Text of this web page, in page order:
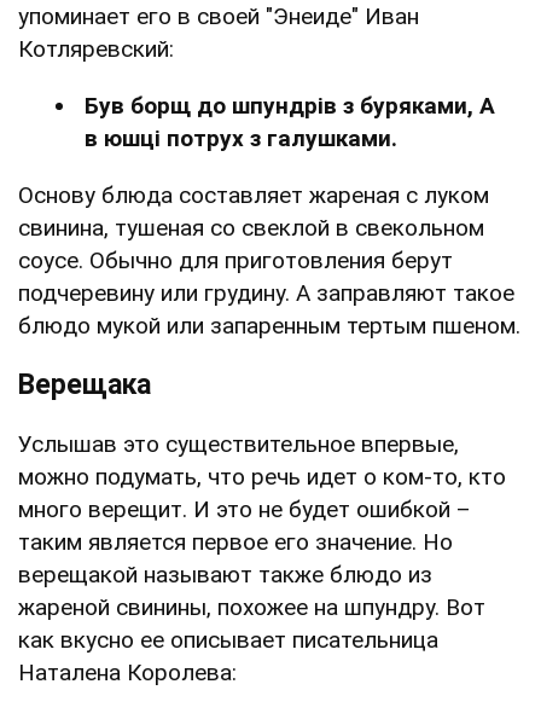
упоминает его в своей "Энеиде" Иван
Котляревский:
Був борщ до шпундрів з буряками, А
в юшці потрух з галушками.
Основу блюда составляет жареная с луком
свинина, тушеная со свеклой в свекольном
соусе. Обычно для приготовления берут
подчеревину или грудину. А заправляют такое
блюдо мукой или запаренным тертым пшеном.
Верещака
Услышав это существительное впервые,
можно подумать, что речь идет о ком-то, кто
много верещит. И это не будет ошибкой –
таким является первое его значение. Но
верещакой называют также блюдо из
жареной свинины, похожее на шпундру. Вот
как вкусно ее описывает писательница
Наталена Королева: